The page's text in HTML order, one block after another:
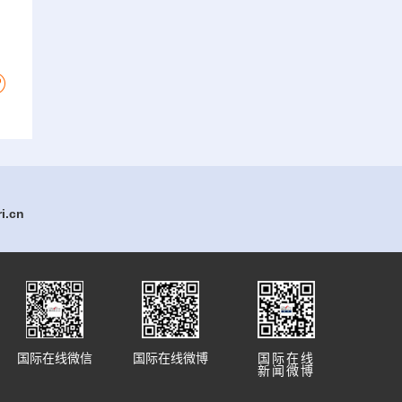
国际在线
新闻微博
国际在线微博
国际在线微信